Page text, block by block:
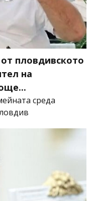
пловдивското
на
среда